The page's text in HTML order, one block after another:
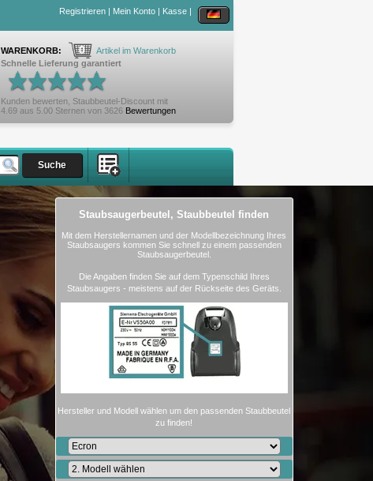
Registrieren | Mein Konto | Kasse |
WARENKORB: 0
Artikel im Warenkorb
Schnelle Lieferung garantiert
Kunden bewerten, Staubbeutel-Discount mit
4.69 aus 5.00 Sternen von 3626 Bewertungen
Staubsaugerbeutel, Staubbeutel finden
Mit dem Herstellernamen und der Modellbezeichnung Ihres
Staubsaugers kommen Sie schnell zu einem passenden
Staubsaugerbeutel.
Die Angaben finden Sie auf dem Typenschild Ihres
Staubsaugers - meistens auf der Rückseite des Geräts.
Hersteller und Modell wählen um den passenden Staubbeutel
zu finden!